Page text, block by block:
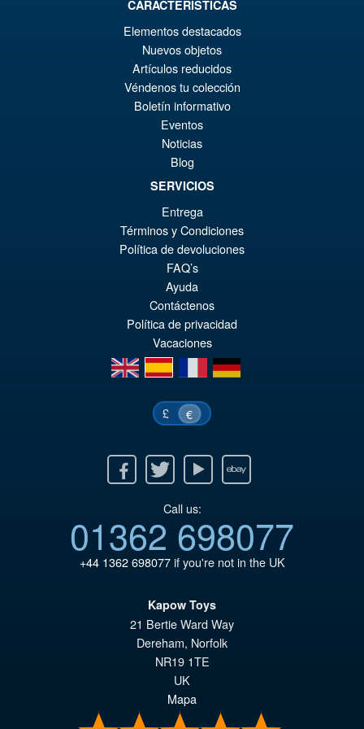
IN DEN WARENKORB
Marvel Legends Spider-Man
and Mr Fantastic Future
Foundation 2 Pack
VORBESTELLUNGEN
CARACTERISTICAS
Elementos destacados
Nuevos objetos
Artículos reducidos
Véndenos tu colección
Boletín informativo
Eventos
Noticias
Blog
SERVICIOS
Entrega
Términos y Condiciones
Política de devoluciones
FAQ’s
Ayuda
Contáctenos
Política de privacidad
Vacaciones
en
es fr de
£ €
Twitter Youtube Ebay
Call us:
01362 698077
+44 1362 698077if you're not in the UK
Kapow Toys
21 Bertie Ward Way
Dereham, Norfolk
NR19 1TE
UK
Mapa